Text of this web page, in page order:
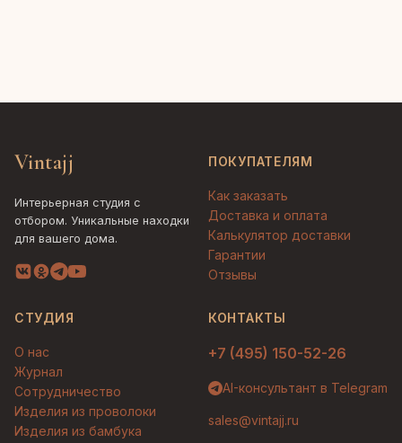
Vintajj
Интерьерная студия с
отбором. Уникальные находки
для вашего дома.
ПОКУПАТЕЛЯМ
Как заказать
Доставка и оплата
Калькулятор доставки
Гарантии
Отзывы
СТУДИЯ
О нас
Журнал
Сотрудничество
Изделия из проволоки
Изделия из бамбука
КОНТАКТЫ
+7 (495) 150-52-26
AI-консультант в Telegram
sales@vintajj.ru